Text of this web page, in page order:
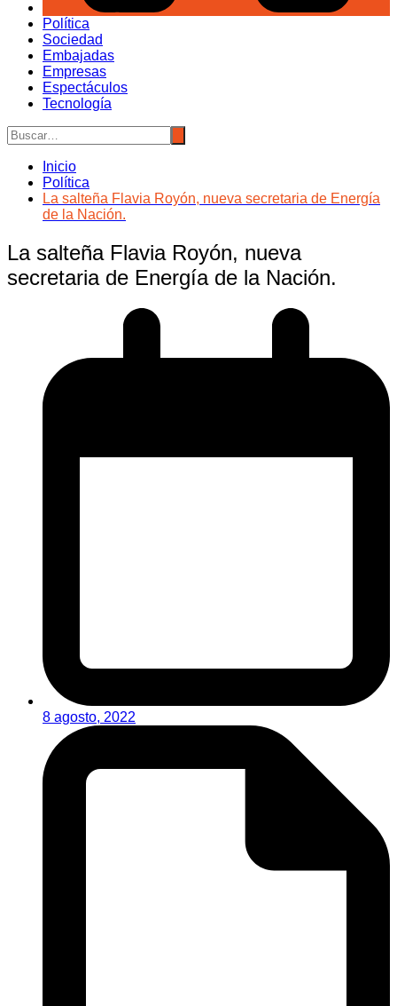
Política
Sociedad
Embajadas
Empresas
Espectáculos
Tecnología
Inicio
Política
La salteña Flavia Royón, nueva secretaria de Energía
de la Nación.
La salteña Flavia Royón, nueva
secretaria de Energía de la Nación.
8 agosto, 2022